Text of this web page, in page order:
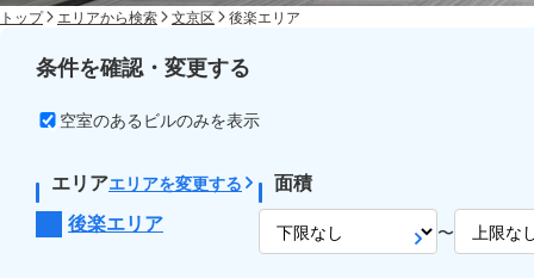
トップ エリアから検索 文京区 後楽エリア
条件を確認・変更する
空室のあるビルのみを表示
エリアエリアを変更する
後楽エリア
面積
〜